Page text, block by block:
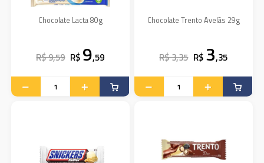
Chocolate Lacta 80g
R$ 9,59 R$ 9,59
Chocolate Trento Avelãs 29g
R$ 3,35 R$ 3,35